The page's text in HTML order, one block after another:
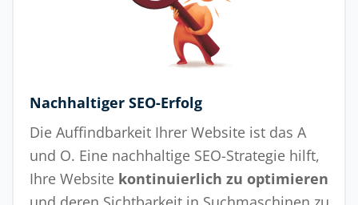
Nachhaltiger SEO-Erfolg
Die Auffindbarkeit Ihrer Website ist das A
und O. Eine nachhaltige SEO-Strategie hilft,
Ihre Website kontinuierlich zu optimieren